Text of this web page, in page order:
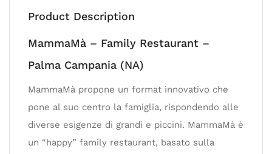
Product Description
MammaMà – Family Restaurant –
Palma Campania (NA)
MammaMà propone un format innovativo che
pone al suo centro la famiglia, rispondendo alle
diverse esigenze di grandi e piccini. MammaMà è
un “happy” family restaurant, basato sulla